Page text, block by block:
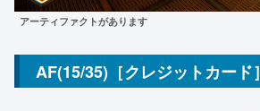
アーティファクトがあります
AF(15/35)［クレジットカード］